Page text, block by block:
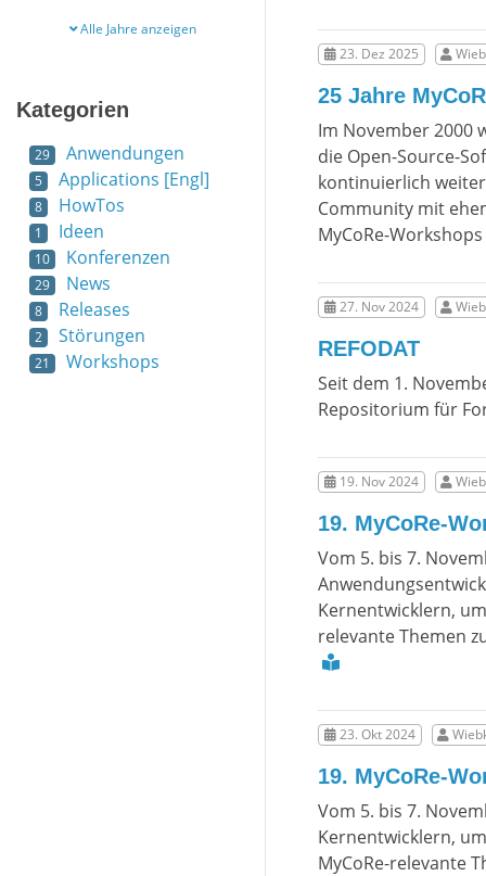
Alle Jahre anzeigen
Kategorien
29 Anwendungen
5 Applications [Engl]
8 HowTos
1 Ideen
10 Konferenzen
29 News
8 Releases
2 Störungen
21 Workshops
23. Dez 2025
25 Jahre
Im November 2000
die Open-Source-
kontinuierlich
Community mit
MyCoRe-
27. Nov 2024
REFODAT
Seit dem 1.
Repositorium für
19. Nov 2024
19. MyCoRe-
Vom 5. bis 7.
Kernentwicklern,
relevante Themen
23. Okt 2024
19. MyCoRe-
Vom 5. bis 7.
Kernentwicklern,
MyCoRe-relevante